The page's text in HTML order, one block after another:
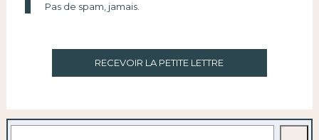
Pas de spam, jamais.
RECEVOIR LA PETITE LETTRE